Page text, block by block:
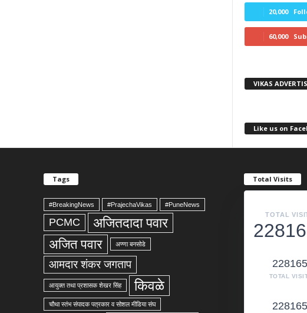
20,000
60,000
VIKAS
Like us on
Tags
#BreakingNews #PrajechaVikas #PuneNews
PCMC अजितदादा पवार
अजित पवार अण्णा बनसोडे
आमदार शंकर जगताप
आयुक्त तथा प्रशासक शेखर सिंह किवळे
चौथा स्तंभ संपादक पत्रकार व सोशल मीडिया संघ
Total Visits
TOTAL
TOTAL